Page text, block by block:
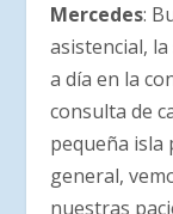
Mercedes:
asistencial,
a día en la
consulta de
pequeña isla
general,
nuestras